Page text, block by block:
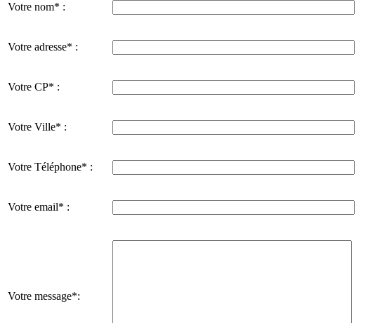
Votre nom* :
Votre adresse* :
Votre CP* :
Votre Ville* :
Votre Téléphone* :
Votre email* :
Votre message*: